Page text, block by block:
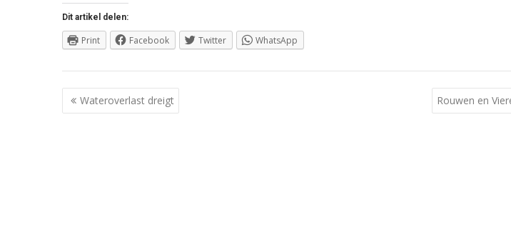
Dit artikel delen:
Print Facebook Twitter WhatsApp
Berichtnavigatie
Wateroverlast dreigt Rouwen en